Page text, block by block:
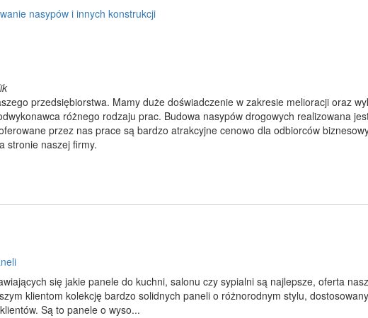
nasypów i innych konstrukcji
przedsiębiorstwa. Mamy duże doświadczenie w zakresie melioracji oraz
różnego rodzaju prac. Budowa nasypów drogowych realizowana
przez nas prace są bardzo atrakcyjne cenowo dla odbiorców
stronie naszej firmy.
się jakie panele do kuchni, salonu czy sypialni są najlepsze, oferta
klientom kolekcję bardzo solidnych paneli o różnorodnym stylu,
Są to panele o wyso...